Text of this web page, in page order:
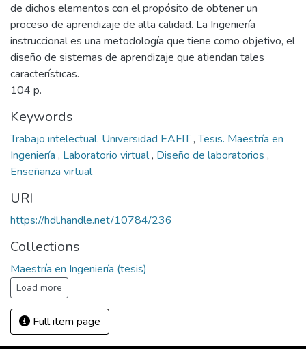
de dichos elementos con el propósito de obtener un
proceso de aprendizaje de alta calidad. La Ingeniería
instruccional es una metodología que tiene como objetivo, el
diseño de sistemas de aprendizaje que atiendan tales
características.
104 p.
Keywords
Trabajo intelectual. Universidad EAFIT,Tesis. Maestría en
Ingeniería , Laboratorio virtual, Diseño de laboratorios ,
Enseñanza virtual
URI
https://hdl.handle.net/10784/236
Collections
Maestría en Ingeniería (tesis)
Load more
Full item page